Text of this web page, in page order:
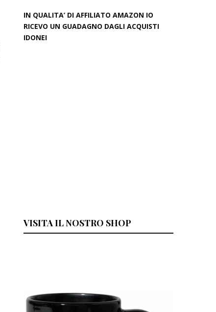
IN QUALITA’ DI AFFILIATO AMAZON IO
RICEVO UN GUADAGNO DAGLI ACQUISTI
IDONEI
VISITA IL NOSTRO SHOP